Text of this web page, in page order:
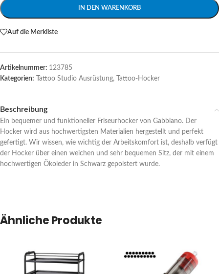
IN DEN WARENKORB
Auf die Merkliste
Artikelnummer: 123785
Kategorien:
Tattoo Studio Ausrüstung, Tattoo-Hocker
Beschreibung
Ein bequemer und funktioneller Friseurhocker von Gabbiano. Der
Hocker wird aus hochwertigsten Materialien hergestellt und perfekt
gefertigt. Wir wissen, wie wichtig der Arbeitskomfort ist, deshalb verfügt
der Hocker über einen weichen und sehr bequemen Sitz, der mit einem
hochwertigen Ökoleder in Schwarz gepolstert wurde.
Ähnliche Produkte